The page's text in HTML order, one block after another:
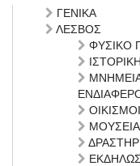
ΓΕΝΙΚΑ
ΛΕΣΒΟΣ
ΦΥΣΙΚΟ
ΜΟΥΣΕΙΑ